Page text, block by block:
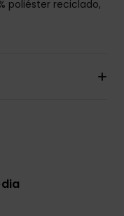
poliéster reciclado,